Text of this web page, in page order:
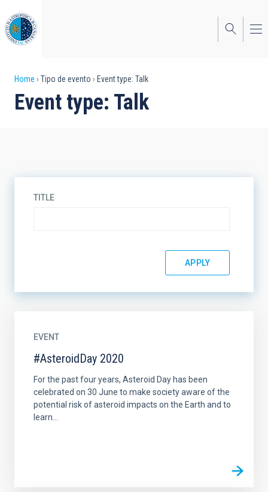
to
main
content
Breadcrumb
Home Tipo de evento Event type: Talk
Event type: Talk
TITLE
EVENT
#AsteroidDay 2020
For the past four years, Asteroid Day has been
celebrated on 30 June to make society aware of the
potential risk of asteroid impacts on the Earth and to
learn...